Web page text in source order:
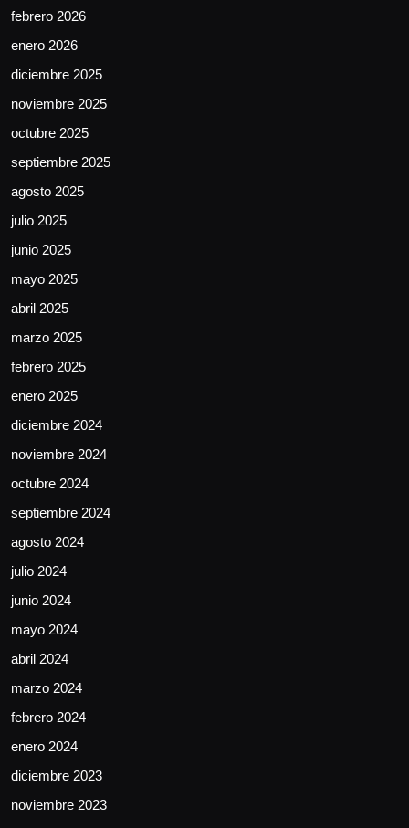
febrero 2026
enero 2026
diciembre 2025
noviembre 2025
octubre 2025
septiembre 2025
agosto 2025
julio 2025
junio 2025
mayo 2025
abril 2025
marzo 2025
febrero 2025
enero 2025
diciembre 2024
noviembre 2024
octubre 2024
septiembre 2024
agosto 2024
julio 2024
junio 2024
mayo 2024
abril 2024
marzo 2024
febrero 2024
enero 2024
diciembre 2023
noviembre 2023